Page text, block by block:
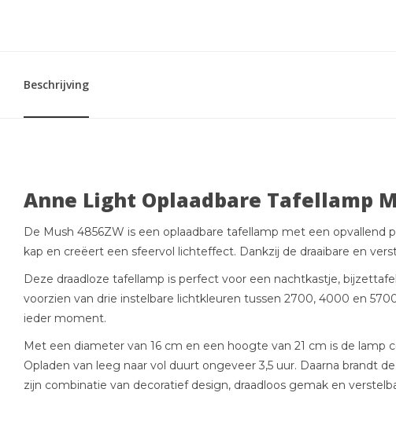
Beschrijving
Anne Light Oplaadbare Tafellamp
De Mush 4856ZW is een oplaadbare tafellamp met een
kap en creëert een sfeervol lichteffect. Dankzij de draaibare en
Deze draadloze tafellamp is perfect voor een nachtkastje,
voorzien van drie instelbare lichtkleuren tussen 2700, 4000 en
ieder moment.
Met een diameter van 16 cm en een hoogte van 21 cm is de
Opladen van leeg naar vol duurt ongeveer 3,5 uur. Daarna brandt
zijn combinatie van decoratief design, draadloos gemak en